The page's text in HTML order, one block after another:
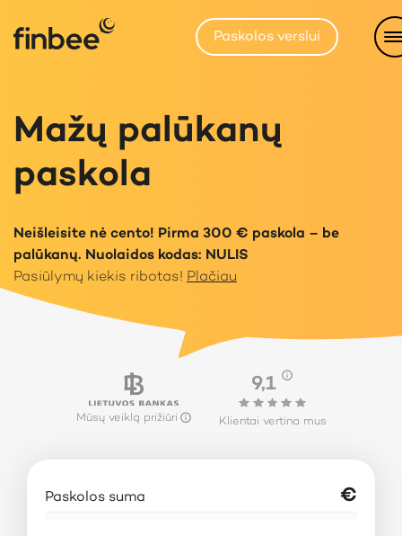
Paskolos verslui
Mažų palūkanų
paskola
Neišleisite nė cento! Pirma 300 € paskola – be
palūkanų. Nuolaidos kodas: NULIS
Pasiūlymų kiekis ribotas! Plačiau
Paskolos suma €
Mūsų veiklą prižiūri
9,1
Klientai vertina mus